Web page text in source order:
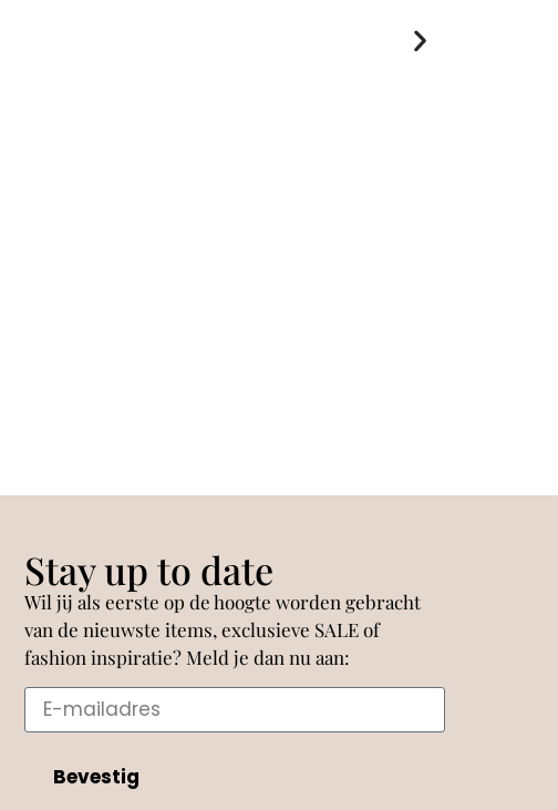
Stay up to date
Wil jij als eerste op de hoogte worden gebracht
van de nieuwste items, exclusieve SALE of
fashion inspiratie? Meld je dan nu aan:
Bevestig